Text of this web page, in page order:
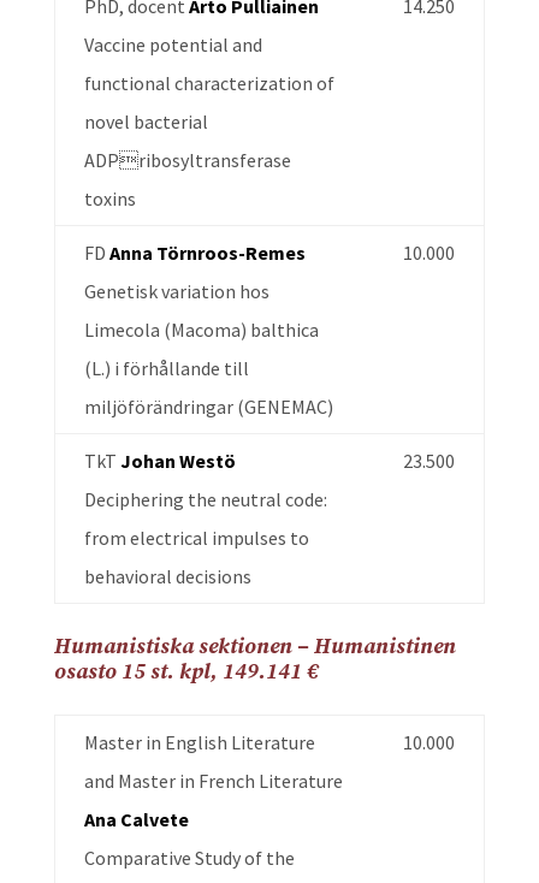
PhD, docent Arto Pulliainen
Vaccine potential and
functional characterization of
novel bacterial
ADPribosyltransferase
toxins
14.250
FD Anna Törnroos-Remes
Genetisk variation hos
Limecola (Macoma) balthica
(L.) i förhållande till
miljöförändringar (GENEMAC)
10.000
TkT Johan Westö
Deciphering the neutral code:
from electrical impulses to
behavioral decisions
23.500
Humanistiska sektionen – Humanistinen
osasto 15 st. kpl, 149.141 €
Master in English Literature
and Master in French Literature
Ana Calvete
Comparative Study of the
10.000